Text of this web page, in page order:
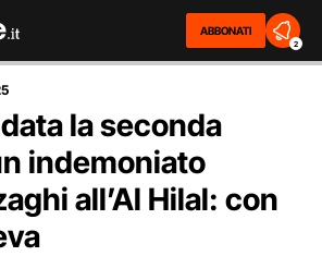
ABBONATI
2
la seconda
indemoniato
all’Al Hilal: con